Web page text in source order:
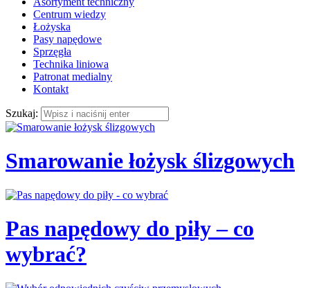
Centrum wiedzy
Łożyska
Pasy napędowe
Sprzęgła
Technika liniowa
Patronat medialny
Kontakt
Szukaj:
Smarowanie łożysk ślizgowych
Pas napędowy do piły – co
wybrać?